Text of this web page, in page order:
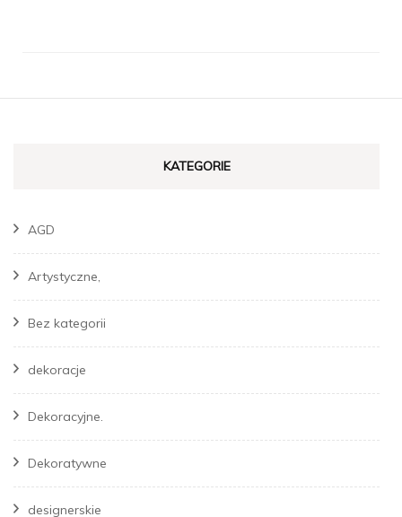
KATEGORIE
AGD
Artystyczne,
Bez kategorii
dekoracje
Dekoracyjne.
Dekoratywne
designerskie